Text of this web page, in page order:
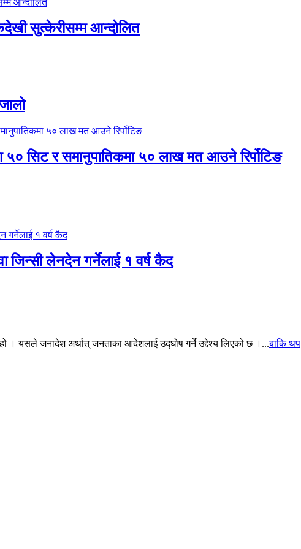
सुत्केरीसम्म आन्दोलित
५० सिट र समानुपातिकमा ५० लाख मत आउने रिर्पोटिङ
जिन्सी लेनदेन गर्नेलाई १ वर्ष कैद
। यसले जनादेश अर्थात् जनताका आदेशलाई उद्घोष गर्ने उद्देश्य लिएको छ ।...बाकि थप